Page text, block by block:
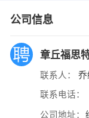
公司信息
章丘福思
联系人： 乔
联系电话：
公司地址：